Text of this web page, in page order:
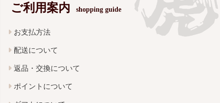
ご利用案内 shopping guide
お支払方法
配送について
返品・交換について
ポイントについて